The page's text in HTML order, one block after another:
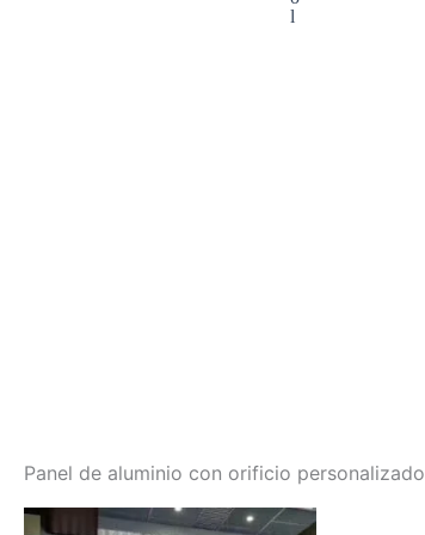
l
Panel de aluminio con orificio personalizado